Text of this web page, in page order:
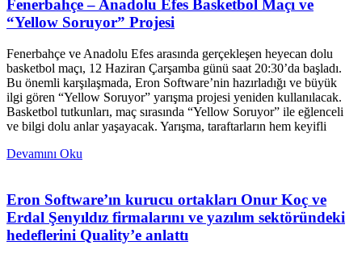
Fenerbahçe – Anadolu Efes Basketbol Maçı ve
“Yellow Soruyor” Projesi
Fenerbahçe ve Anadolu Efes arasında gerçekleşen heyecan dolu
basketbol maçı, 12 Haziran Çarşamba günü saat 20:30’da başladı.
Bu önemli karşılaşmada, Eron Software’nin hazırladığı ve büyük
ilgi gören “Yellow Soruyor” yarışma projesi yeniden kullanılacak.
Basketbol tutkunları, maç sırasında “Yellow Soruyor” ile eğlenceli
ve bilgi dolu anlar yaşayacak. Yarışma, taraftarların hem keyifli
Devamını Oku
Eron Software’ın kurucu ortakları Onur Koç ve
Erdal Şenyıldız firmalarını ve yazılım sektöründeki
hedeflerini Quality’e anlattı